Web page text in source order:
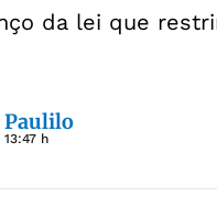
da lei que
Paulilo
h